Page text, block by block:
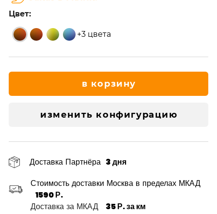
Цвет:
+3 цвета
в корзину
изменить конфигурацию
Доставка Партнёра 3 дня
Стоимость доставки Москва в пределах МКАД
1590 Р.
Доставка за МКАД
35 Р. за км